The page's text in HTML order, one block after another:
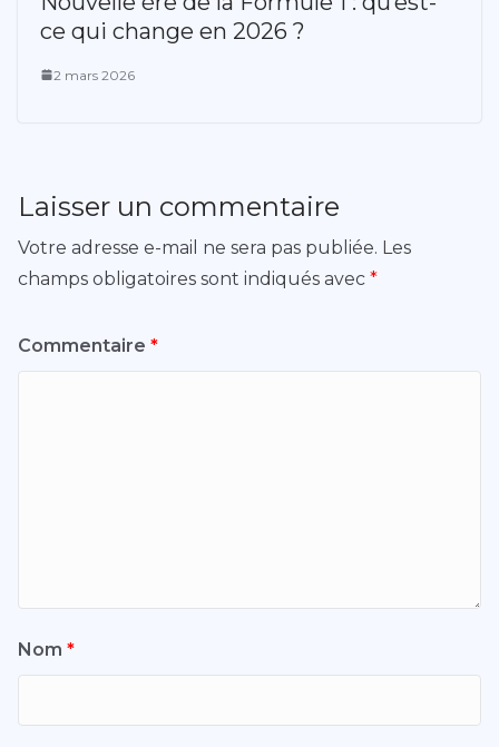
ce qui change en 2026 ?
2 mars 2026
Laisser un commentaire
Votre adresse e-mail ne sera pas publiée. Les
champs obligatoires sont indiqués avec *
Commentaire *
Nom *